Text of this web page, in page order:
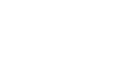
Frente a